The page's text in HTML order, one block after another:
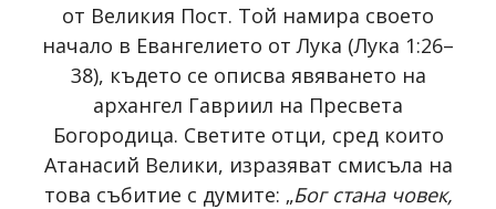
от Великия Пост. Той намира своето
начало в Евангелието от Лука (Лука 1:26–
38), където се описва явяването на
архангел Гавриил на Пресвета
Богородица. Светите отци, сред които
Атанасий Велики, изразяват смисъла на
това събитие с думите: „Бог стана човек,